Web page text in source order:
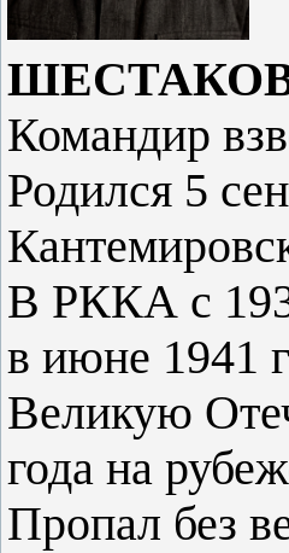
ШЕСТАКОВ
Командир
Родился 5
В РККА с
в июне 1941
Великую
года на
Пропал без